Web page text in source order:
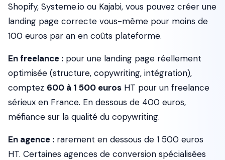
Shopify, Systeme.io ou Kajabi, vous pouvez créer une
landing page correcte vous-même pour moins de
100 euros par an en coûts plateforme.
En freelance : pour une landing page réellement
optimisée (structure, copywriting, intégration),
comptez 600 à 1 500 euros HT pour un freelance
sérieux en France. En dessous de 400 euros,
méfiance sur la qualité du copywriting.
En agence : rarement en dessous de 1 500 euros
HT. Certaines agences de conversion spécialisées